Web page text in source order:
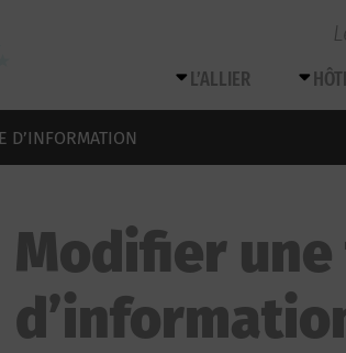
L’ALLIER
D’INFORMATION
Modifier une